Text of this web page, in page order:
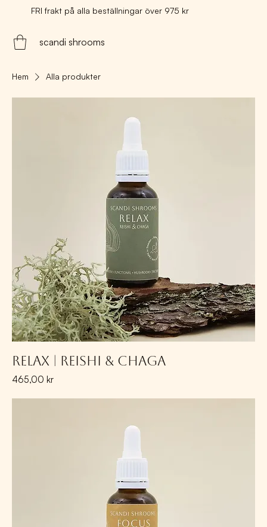
FRI frakt på alla beställningar över 975 kr
scandi shrooms
Hem Alla produkter
Relax | Reishi & Chaga
Pris
465,00 kr